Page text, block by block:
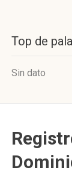
Top de
Sin dato